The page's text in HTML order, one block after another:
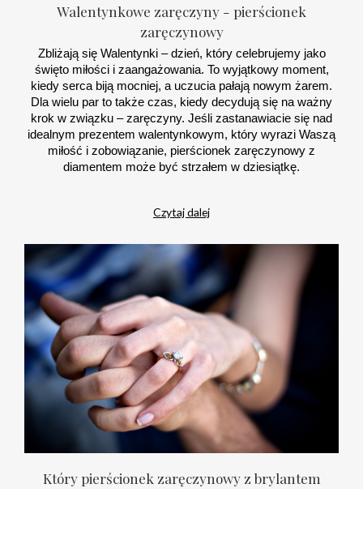
Walentynkowe zaręczyny - pierścionek
zaręczynowy
Zbliżają się Walentynki – dzień, który celebrujemy jako
święto miłości i zaangażowania. To wyjątkowy moment,
kiedy serca biją mocniej, a uczucia pałają nowym żarem.
Dla wielu par to także czas, kiedy decydują się na ważny
krok w związku – zaręczyny. Jeśli zastanawiacie się nad
idealnym prezentem walentynkowym, który wyrazi Waszą
miłość i zobowiązanie, pierścionek zaręczynowy z
diamentem może być strzałem w dziesiątkę.
Czytaj dalej
Który pierścionek zaręczynowy z brylantem